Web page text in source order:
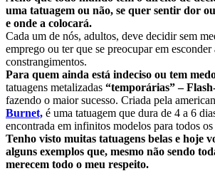
uma tatuagem ou não, se quer sentir dor
e onde a colocará.
Cada um de nós, adultos, deve decidir sem
emprego ou ter que se preocupar em
constrangimentos.
Para quem ainda está indeciso ou tem
tatuagens metalizadas “temporárias” –
fazendo o maior sucesso. Criada pela
Burnet, é uma tatuagem que dura de 4 a 6
encontrada em infinitos modelos para todos os
Tenho visto muitas tatuagens belas e hoje
alguns exemplos que, mesmo não sendo
merecem todo o meu respeito.